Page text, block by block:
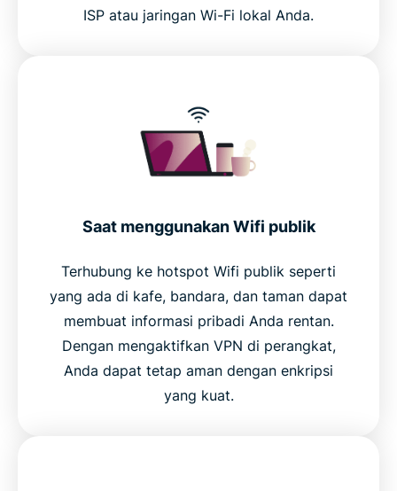
ISP atau jaringan Wi-Fi lokal Anda.
Saat menggunakan Wifi publik
Terhubung ke hotspot Wifi publik seperti
yang ada di kafe, bandara, dan taman dapat
membuat informasi pribadi Anda rentan.
Dengan mengaktifkan VPN di perangkat,
Anda dapat tetap aman dengan enkripsi
yang kuat.